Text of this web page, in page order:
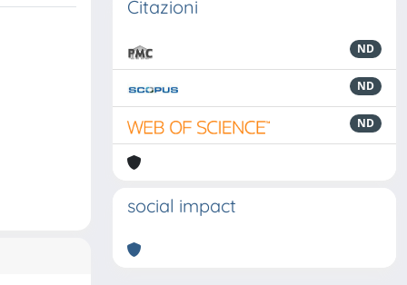
Citazioni
ND
ND
ND
social impact